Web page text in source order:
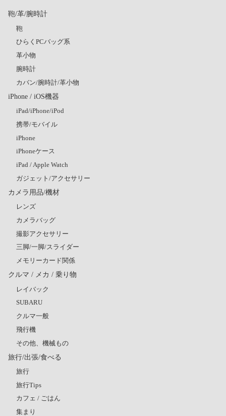
鞄/革/腕時計
鞄
ひらくPCバッグ系
革小物
腕時計
カバン/腕時計/革小物
iPhone / iOS機器
iPad/iPhone/iPod
携帯/モバイル
iPhone
iPhoneケース
iPad / Apple Watch
ガジェット/アクセサリー
カメラ用品/機材
レンズ
カメラバッグ
撮影アクセサリー
三脚/一脚/スライダー
メモリーカード関係
クルマ / メカ / 乗り物
レイバック
SUBARU
クルマ一般
飛行機
その他、機械もの
旅行/出張/食べる
旅行
旅行Tips
カフェ / ごはん
集まり